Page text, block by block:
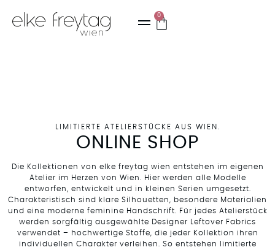
0
LIMITIERTE ATELIERSTÜCKE AUS WIEN.
ONLINE SHOP
Die Kollektionen von elke freytag wien entstehen im eigenen
Atelier im Herzen von Wien. Hier werden alle Modelle
entworfen, entwickelt und in kleinen Serien umgesetzt.
Charakteristisch sind klare Silhouetten, besondere Materialien
und eine moderne feminine Handschrift. Für jedes Atelierstück
werden sorgfältig ausgewählte Designer Leftover Fabrics
verwendet – hochwertige Stoffe, die jeder Kollektion ihren
individuellen Charakter verleihen. So entstehen limitierte